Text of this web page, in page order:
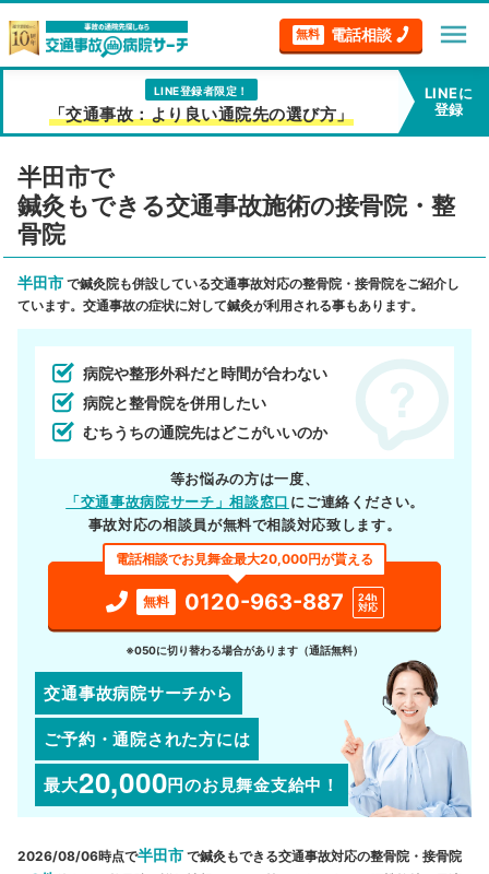
無料 電話相談 menu
LINE登録者限定！
「交通事故：より良い通院先の選び方」
LINEに
登録
半田市で
鍼灸もできる交通事故施術の接骨院・整
骨院
半田市 で鍼灸院も併設している交通事故対応の整骨院・接骨院をご紹介し
ています。交通事故の症状に対して鍼灸が利用される事もあります。
病院や整形外科だと時間が合わない
病院と整骨院を併用したい
むちうちの通院先はどこがいいのか
等お悩みの方は一度、
「交通事故病院サーチ」相談窓口 にご連絡ください。
事故対応の相談員が無料で相談対応致します。
電話相談でお見舞金最大20,000円が貰える
無料 0120-963-887
24h
対応
※050に切り替わる場合があります（通話無料）
交通事故病院サーチから
ご予約・通院された方には
最大20,000円のお見舞金支給中！
2026/08/06時点で半田市 で鍼灸もできる交通事故対応の整骨院・接骨院